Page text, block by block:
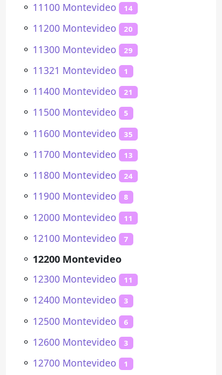
⚬ 11100 Montevideo 14
⚬ 11200 Montevideo 20
⚬ 11300 Montevideo 29
⚬ 11321 Montevideo 1
⚬ 11400 Montevideo 21
⚬ 11500 Montevideo 5
⚬ 11600 Montevideo 35
⚬ 11700 Montevideo 13
⚬ 11800 Montevideo 24
⚬ 11900 Montevideo 8
⚬ 12000 Montevideo 11
⚬ 12100 Montevideo 7
⚬ 12200 Montevideo
⚬ 12300 Montevideo 11
⚬ 12400 Montevideo 3
⚬ 12500 Montevideo 6
⚬ 12600 Montevideo 3
⚬ 12700 Montevideo 1